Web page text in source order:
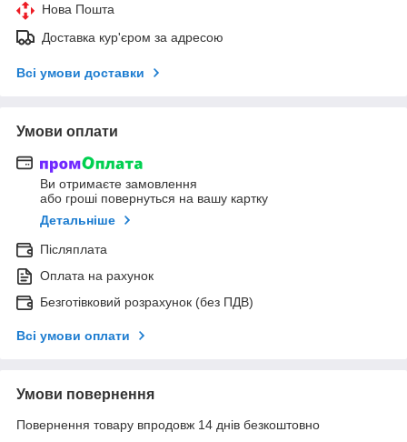
Нова Пошта
Доставка кур'єром за адресою
Всі умови доставки
Умови оплати
Ви отримаєте замовлення
або гроші повернуться на вашу картку
Детальніше
Післяплата
Оплата на рахунок
Безготівковий розрахунок (без ПДВ)
Всі умови оплати
Умови повернення
Повернення товару впродовж 14 днів безкоштовно